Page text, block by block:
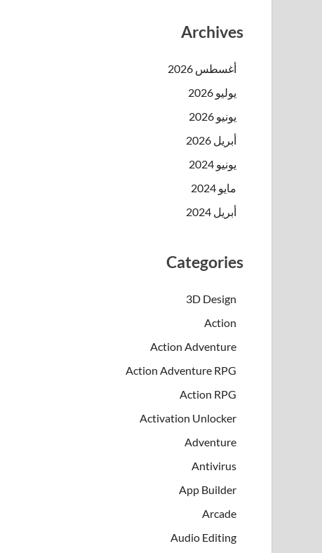
Archives
أغسطس 2026
يوليو 2026
يونيو 2026
أبريل 2026
يونيو 2024
مايو 2024
أبريل 2024
Categories
3D Design
Action
Action Adventure
Action Adventure RPG
Action RPG
Activation Unlocker
Adventure
Antivirus
App Builder
Arcade
Audio Editing